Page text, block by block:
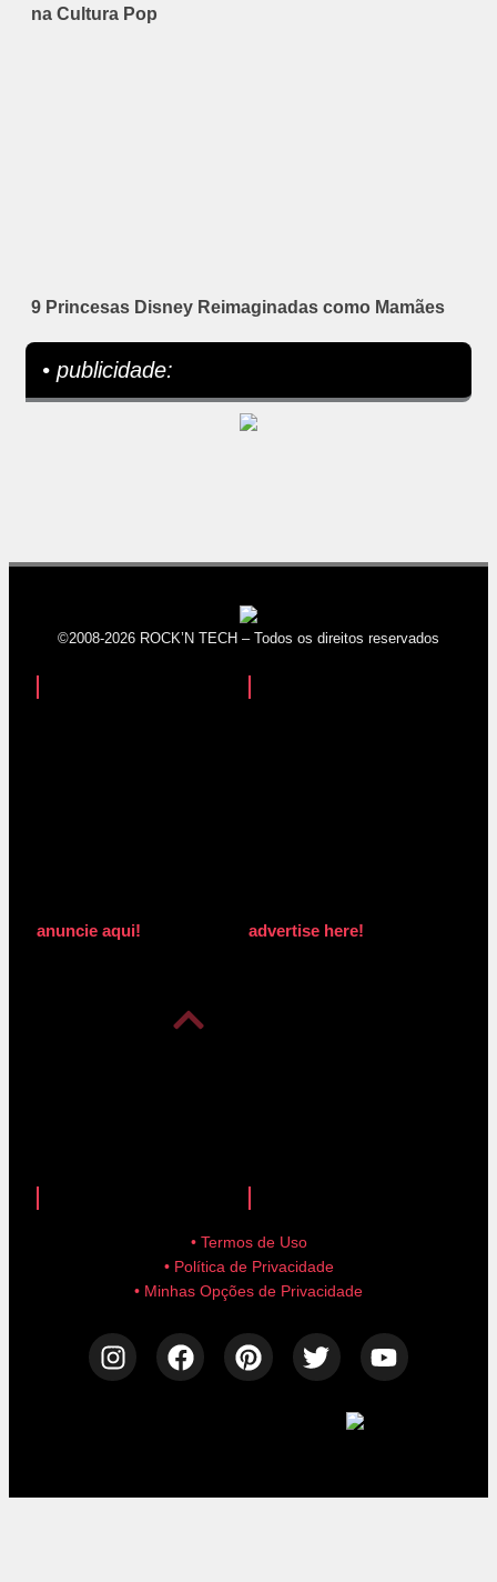
na Cultura Pop
9 Princesas Disney Reimaginadas como Mamães
• publicidade:
©2008-2026 ROCK’N TECH – Todos os direitos reservados
anuncie aqui! advertise here!
• Termos de Uso
• Política de Privacidade
• Minhas Opções de Privacidade